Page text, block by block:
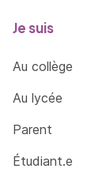
Je suis
Au collège
Au lycée
Parent
Étudiant.e